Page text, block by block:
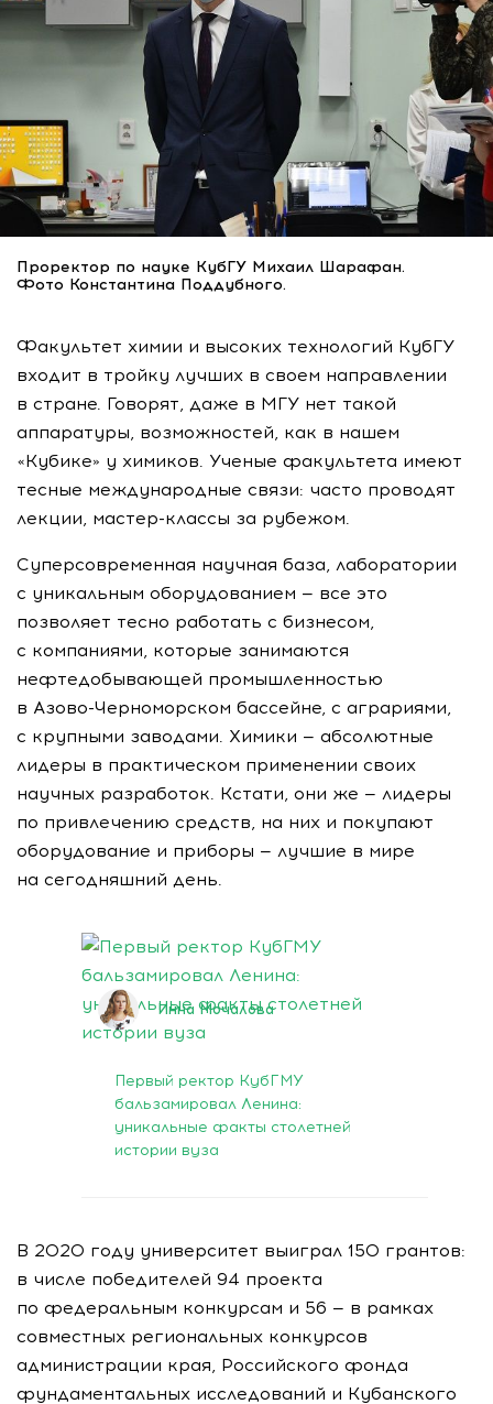
Проректор по науке КубГУ Михаил Шарафан.
Фото Константина Поддубного.
Факультет химии и высоких технологий КубГУ
входит в тройку лучших в своем направлении
в стране. Говорят, даже в МГУ нет такой
аппаратуры, возможностей, как в нашем
«Кубике» у химиков. Ученые факультета имеют
тесные международные связи: часто проводят
лекции, мастер-классы за рубежом.
Суперсовременная научная база, лаборатории
с уникальным оборудованием — все это
позволяет тесно работать с бизнесом,
с компаниями, которые занимаются
нефтедобывающей промышленностью
в Азово-Черноморском бассейне, с аграриями,
с крупными заводами. Химики — абсолютные
лидеры в практическом применении своих
научных разработок. Кстати, они же — лидеры
по привлечению средств, на них и покупают
оборудование и приборы — лучшие в мире
на сегодняшний день.
Инна Мочалова
Первый ректор КубГМУ
бальзамировал Ленина:
уникальные факты столетней
истории вуза
В 2020 году университет выиграл 150 грантов:
в числе победителей 94 проекта
по федеральным конкурсам и 56 — в рамках
совместных региональных конкурсов
администрации края, Российского фонда
фундаментальных исследований и Кубанского